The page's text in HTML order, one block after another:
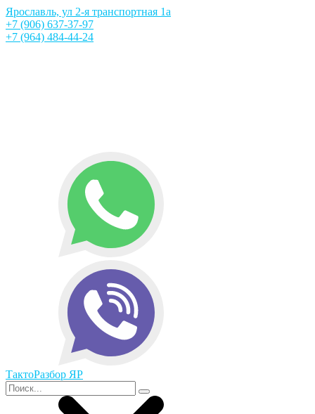
Ярославль, ул 2-я транспортная 1а
+7 (906) 637-37-97
+7 (964) 484-44-24
ТактоРазбор ЯР